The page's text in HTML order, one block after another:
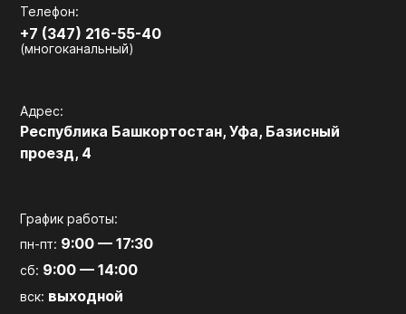
Телефон:
+7 (347) 216-55-40
(многоканальный)
Адрес:
Республика Башкортостан, Уфа, Базисный
проезд, 4
График работы:
пн-пт: 9:00 — 17:30
сб: 9:00 — 14:00
вск: выходной